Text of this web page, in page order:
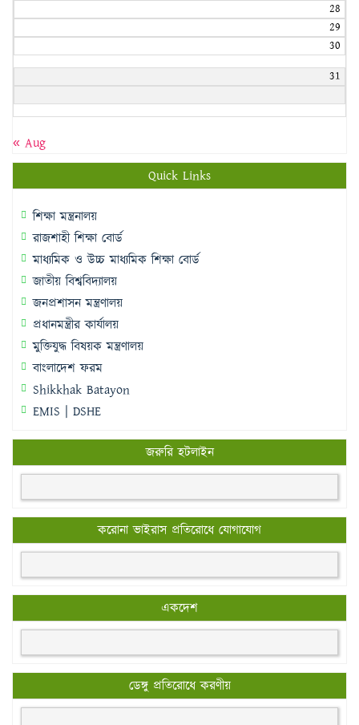
28
29
30
31
« Aug
Quick Links
শিক্ষা মন্ত্রনালয়
রাজশাহী শিক্ষা বোর্ড
মাধ্যমিক ও উচ্চ মাধ্যমিক শিক্ষা বোর্ড
জাতীয় বিশ্ববিদ্যালয়
জনপ্রশাসন মন্ত্রণালয়
প্রধানমন্ত্রীর কার্যালয়
মুক্তিযুদ্ধ বিষয়ক মন্ত্রণালয়
বাংলাদেশ ফরম
Shikkhak Batayon
EMIS | DSHE
জরুরি হটলাইন
করোনা ভাইরাস প্রতিরোধে যোগাযোগ
একদেশ
ডেঙ্গু প্রতিরোধে করণীয়